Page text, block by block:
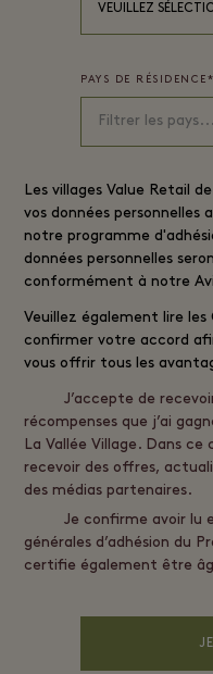
VEUILLEZ
PAYS DE RÉSIDENCE*
Les villagesValue Retail
vos données personnelles
notre programme
données personnelles
conformément à notre
Veuillez également lire les
confirmer votre accord
vous offrir tous les
J’accepte de
récompenses que j’ai
La Vallée Village. Dans
recevoir des offres,
des médias partenaires.
Je confirme avoir lu
générales d’adhésion du
certifie également être